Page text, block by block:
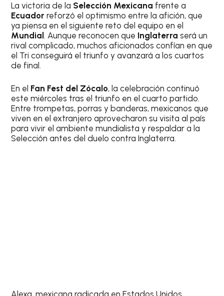
La victoria de la Selección Mexicana frente a
Ecuador reforzó el optimismo entre la afición, que
ya piensa en el siguiente reto del equipo en el
Mundial. Aunque reconocen que Inglaterra será un
rival complicado, muchos aficionados confían en que
el Tri conseguirá el triunfo y avanzará a los cuartos
de final.
En el Fan Fest del Zócalo, la celebración continuó
este miércoles tras el triunfo en el cuarto partido.
Entre trompetas, porras y banderas, mexicanos que
viven en el extranjero aprovecharon su visita al país
para vivir el ambiente mundialista y respaldar a la
Selección antes del duelo contra Inglaterra.
Alexa, mexicana radicada en Estados Unidos,